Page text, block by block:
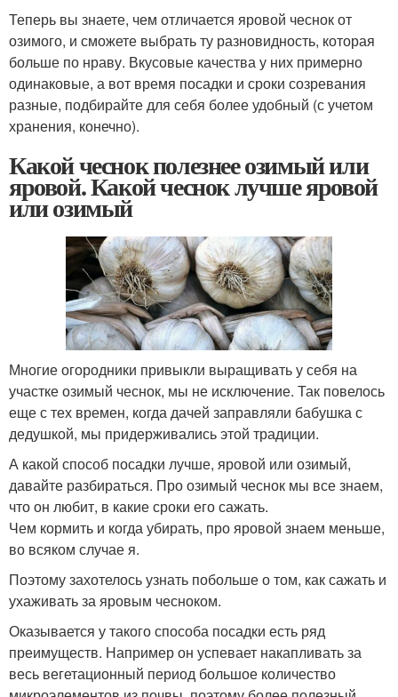
Теперь вы знаете, чем отличается яровой чеснок от
озимого, и сможете выбрать ту разновидность, которая
больше по нраву. Вкусовые качества у них примерно
одинаковые, а вот время посадки и сроки созревания
разные, подбирайте для себя более удобный (с учетом
хранения, конечно).
Какой чеснок полезнее озимый или
яровой. Какой чеснок лучше яровой
или озимый
Многие огородники привыкли выращивать у себя на
участке озимый чеснок, мы не исключение. Так повелось
еще с тех времен, когда дачей заправляли бабушка с
дедушкой, мы придерживались этой традиции.
А какой способ посадки лучше, яровой или озимый,
давайте разбираться. Про озимый чеснок мы все знаем,
что он любит, в какие сроки его сажать.
Чем кормить и когда убирать, про яровой знаем меньше,
во всяком случае я.
Поэтому захотелось узнать побольше о том, как сажать и
ухаживать за яровым чесноком.
Оказывается у такого способа посадки есть ряд
преимуществ. Например он успевает накапливать за
весь вегетационный период большое количество